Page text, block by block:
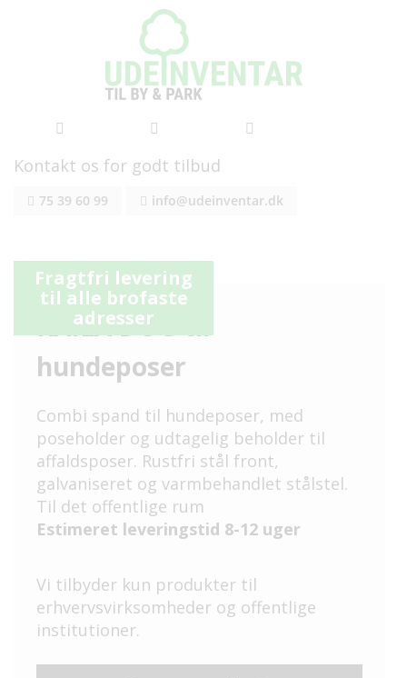
Skip
to
Kontakt os for godt tilbud
75 39 60 99 info@udeinventar.dk
Gå
slutningen
af
billedgalleriet
Gå
starten
af
billedgalleriet
Fragtfri levering
til alle brofaste
adresser
RAILA DOG til
hundeposer
Combi spand til hundeposer, med
poseholder og udtagelig beholder til
affaldsposer. Rustfri stål front,
galvaniseret og varmbehandlet stålstel.
Til det offentlige rum
Estimeret leveringstid 8-12 uger
Vi tilbyder kun produkter til
erhvervsvirksomheder og offentlige
institutioner.